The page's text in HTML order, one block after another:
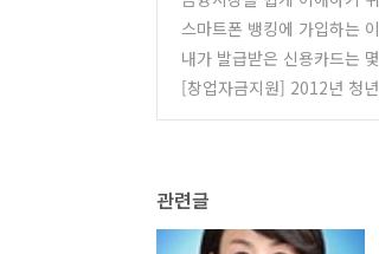
스마트폰 뱅킹에 가입하는
내가 발급받은 신용카드는
[창업자금지원] 2012년 청
관련글